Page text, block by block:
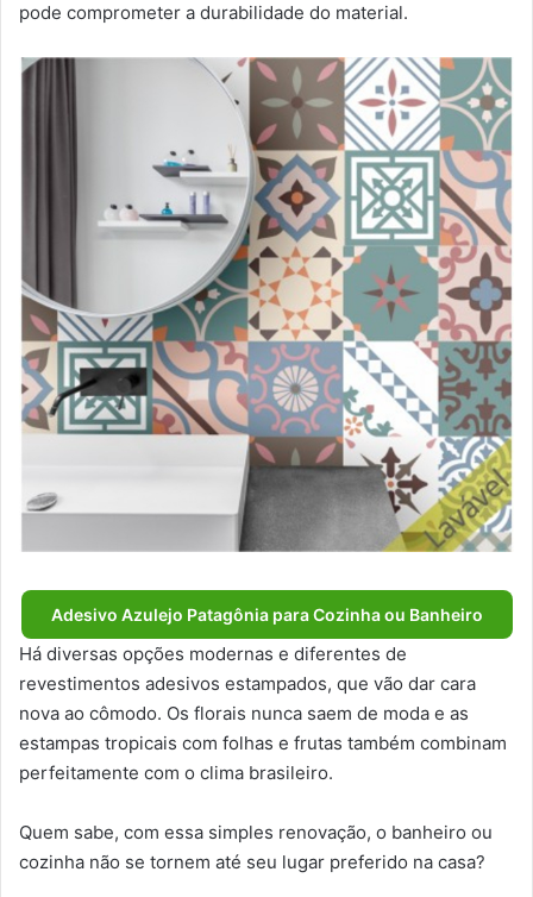
pode comprometer a durabilidade do material.
Adesivo Azulejo Patagônia para Cozinha ou Banheiro
Há diversas opções modernas e diferentes de
revestimentos adesivos estampados, que vão dar cara
nova ao cômodo. Os florais nunca saem de moda e as
estampas tropicais com folhas e frutas também combinam
perfeitamente com o clima brasileiro.
Quem sabe, com essa simples renovação, o banheiro ou
cozinha não se tornem até seu lugar preferido na casa?